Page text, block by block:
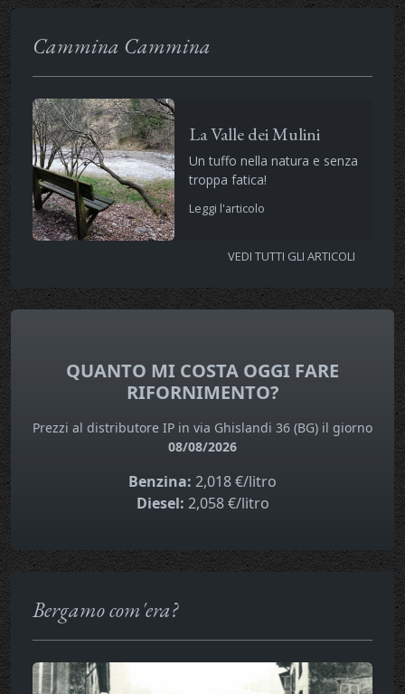
Cammina Cammina
La Valle dei Mulini
Un tuffo nella natura e senza
troppa fatica!
Leggi l'articolo
VEDI TUTTI GLI ARTICOLI
QUANTO MI COSTA OGGI FARE
RIFORNIMENTO?
Prezzi al distributore IP in via Ghislandi 36 (BG) il giorno
08/08/2026
Benzina: 2,018 €/litro
Diesel: 2,058 €/litro
Bergamo com'era?